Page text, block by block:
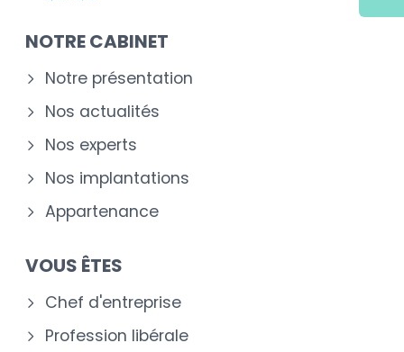
NOTRE CABINET
Notre présentation
Nos actualités
Nos experts
Nos implantations
Appartenance
VOUS ÊTES
Chef d'entreprise
Profession libérale